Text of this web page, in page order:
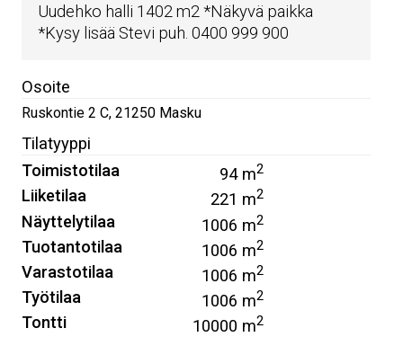
Uudehko halli 1402 m2 *Näkyvä paikka
*Kysy lisää Stevi puh. 0400 999 900
Osoite
Ruskontie 2 C, 21250 Masku
Tilatyyppi
Toimistotilaa
94 m2
Liiketilaa 221 m2
Näyttelytilaa 1006 m2
Tuotantotilaa 1006 m2
Varastotilaa 1006 m2
Työtilaa 1006 m2
Tontti 10000 m2